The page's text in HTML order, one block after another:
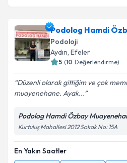
Podolog Hamdi
Podoloji
Aydın, Efeler
5 (10 Değerlendirme)
Düzenli olarak gittiğim ve çok
muayenehane. Ayak...
Podolog Hamdi Özbay
Kurtuluş Mahallesi 2012 Sokak No: 15A
En Yakın Saatler